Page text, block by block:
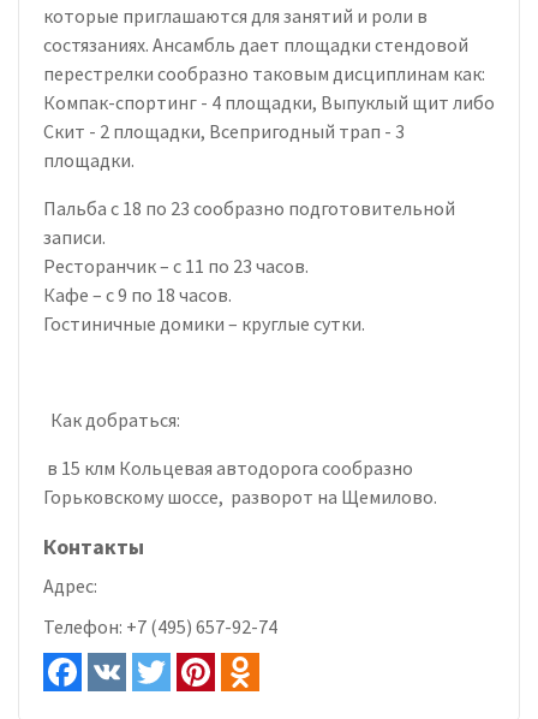
которые приглашаются для занятий и роли в
состязаниях. Ансамбль дает площадки стендовой
перестрелки сообразно таковым дисциплинам как:
Компак-спортинг - 4 площадки, Выпуклый щит либо
Скит - 2 площадки, Всепригодный трап - 3
площадки.
Пальба с 18 по 23 сообразно подготовительной
записи.
Ресторанчик – с 11 по 23 часов.
Кафе – с 9 по 18 часов.
Гостиничные домики – круглые сутки.
Как добраться:
в 15 клм Кольцевая автодорога сообразно
Горьковскому шоссе, разворот на Щемилово.
Контакты
Адрес:
Телефон: +7 (495) 657-92-74